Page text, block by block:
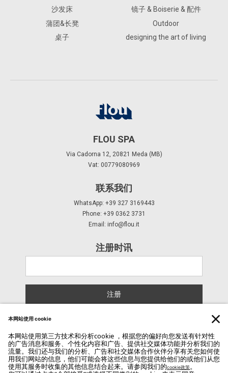
沙发床
蒲团&长凳
桌子
镜子 & Boiserie & 配件
Outdoor
designing the art of living
FLOU SPA
Via Cadorna 12, 20821 Meda (MB)
Vat: 00779080969
联系我们
WhatsApp: +39 327 3169443
Phone: +39 0362 3731
Email: info@flou.it
注册时讯
注册
Copyright Flou 2026
隐私